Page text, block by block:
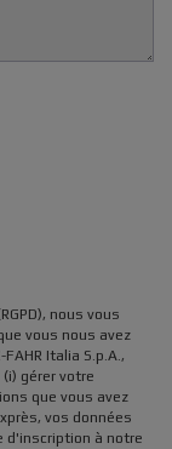
nous vous
vous nous avez
Italia S.p.A.,
gérer votre
que vous avez
vos données
d'inscription à notre